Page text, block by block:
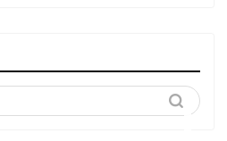
PUMP YORIの晴れ
ばれラジオ～